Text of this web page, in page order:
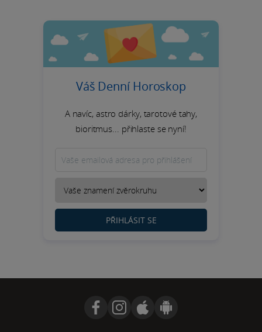
Váš Denní Horoskop
A navíc, astro dárky, tarotové tahy,
bioritmus... přihlaste se nyní!
PŘIHLÁSIT SE